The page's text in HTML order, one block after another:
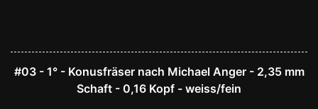
#03 - 1° - Konusfräser nach Michael Anger - 2,35 mm
Schaft - 0,16 Kopf - weiss/fein